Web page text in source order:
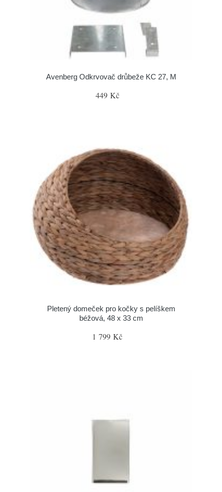
Avenberg Odkrvovač drůbeže KC 27, M
449 Kč
Pletený domeček pro kočky s pelíškem
béžová, 48 x 33 cm
1 799 Kč